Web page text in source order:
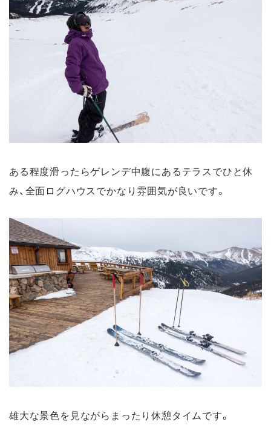
ある程度滑ったらゲレンデ中腹にあるテラスでひと休
み、全面ログハウスでかなり雰囲気が良いです。
雄大な景色を見ながらまったり休憩タイムです。